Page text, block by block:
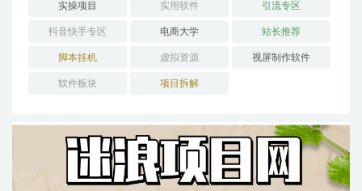
实操项目 实用软件 引流专区
抖音快手专区 电商大学 站长推荐
脚本挂机 虚拟资源 视屏制作软件
软件板块 项目拆解